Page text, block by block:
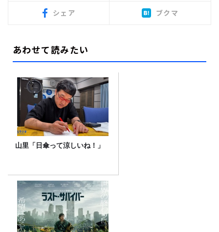
シェア ブクマ
あわせて読みたい
山里「日傘って涼しいね！」